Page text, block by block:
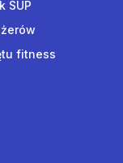
SUP
fitness